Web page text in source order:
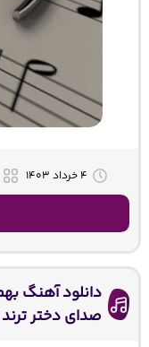
۴ خرداد ۱۴۰۳
دانلود آهنگ
صدای دختر ترند